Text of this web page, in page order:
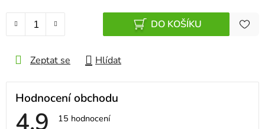
DO KOŠÍKU
Zeptat se Hlídat
Hodnocení obchodu
Průměrné
15 hodnocení